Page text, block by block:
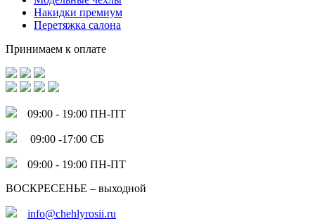
Накидки премиум
Перетяжка салона
Принимаем к оплате
09:00 - 19:00 ПН-ПТ
09:00 -17:00 СБ
09:00 - 19:00 ПН-ПТ
ВОСКРЕСЕНЬЕ – выходной
info@chehlyrosii.ru